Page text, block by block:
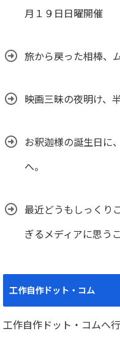
月１９日日曜開催
旅から戻った相棒、
映画三昧の夜明け、
お釈迦様の誕生日に
へ。
最近どうもしっくり
ぎるメディアに思う
工作自作ドット・コム
工作自作ドット・コムへ行